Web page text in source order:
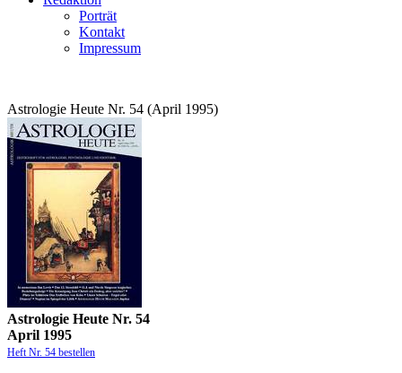
Porträt
Kontakt
Impressum
Astrologie Heute Nr. 54 (April 1995)
Astrologie Heute Nr. 54
April 1995
Heft Nr. 54 bestellen